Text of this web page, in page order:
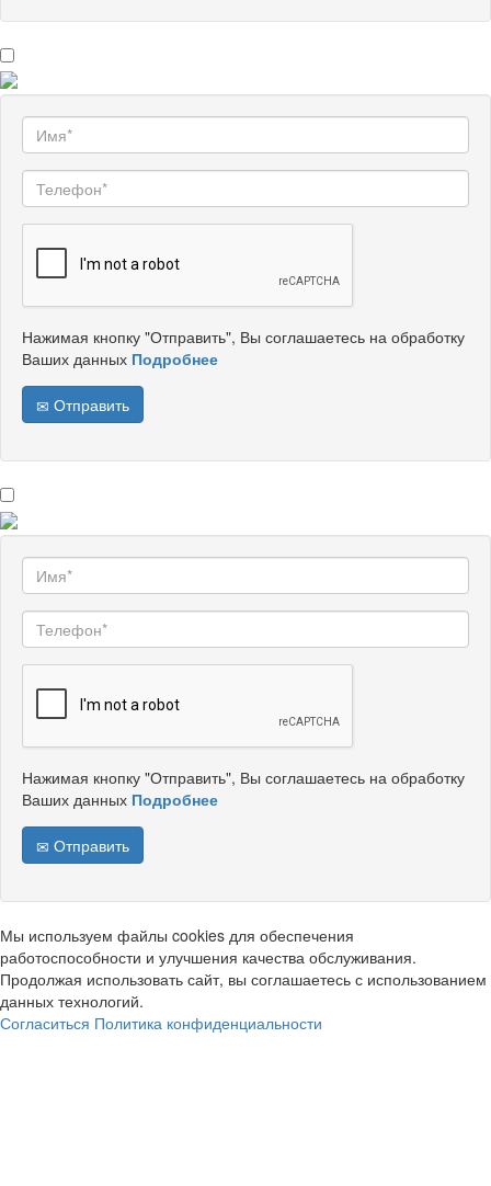
Нажимая кнопку "Отправить", Вы соглашаетесь на обработку
Ваших данных Подробнее
Отправить
Нажимая кнопку "Отправить", Вы соглашаетесь на обработку
Ваших данных Подробнее
Отправить
Мы используем файлы cookies для обеспечения
работоспособности и улучшения качества обслуживания.
Продолжая использовать сайт, вы соглашаетесь с использованием
данных технологий.
Согласиться Политика конфиденциальности